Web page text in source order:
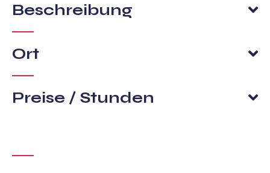
Beschreibung
Ort
Preise / Stunden